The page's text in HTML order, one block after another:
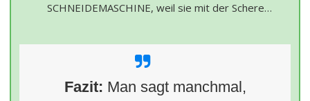
SCHNEIDEMASCHINE, weil sie mit der Schere…
Fazit: Man sagt manchmal,